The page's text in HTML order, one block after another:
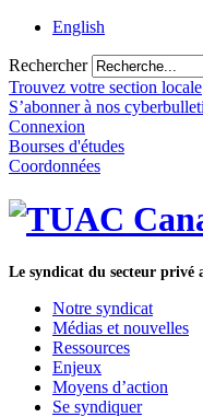
English
Rechercher
Trouvez votre section locale
S’abonner à nos
Connexion
Bourses d'études
Coordonnées
Le syndicat du secteur privé
Notre syndicat
Médias et nouvelles
Ressources
Enjeux
Moyens d’action
Se syndiquer